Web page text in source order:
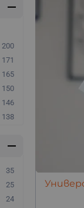
200
171
165
150
146
138
133
131
130
129
35
25
24